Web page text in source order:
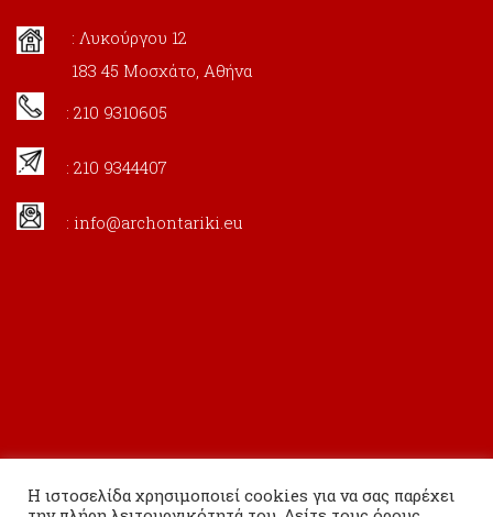
: Λυκούργου 12
183 45 Μοσχάτο, Αθήνα
: 210 9310605
: 210 9344407
: info@archontariki.eu
Η ιστοσελίδα χρησιμοποιεί cookies για να σας παρέχει